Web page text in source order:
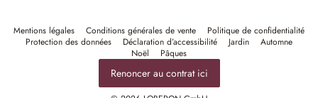
Mentions légales Conditions générales de vente
Politique de confidentialité
Protection des données
Déclaration d’accessibilité Jardin
Automne
Noël
Pâques
Renoncer au contrat ici